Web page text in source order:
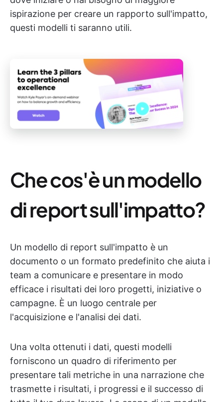
ispirazione per creare un rapporto sull'impatto,
questi modelli ti saranno utili.
Che cos'è un modello
di report sull'impatto?
Un modello di report sull'impatto è un
documento o un formato predefinito che aiuta i
team a comunicare e presentare in modo
efficace i risultati dei loro progetti, iniziative o
campagne. È un luogo centrale per
l'acquisizione e l'analisi dei dati.
Una volta ottenuti i dati, questi modelli
forniscono un quadro di riferimento per
presentare tali metriche in una narrazione che
trasmette i risultati, i progressi e il successo di